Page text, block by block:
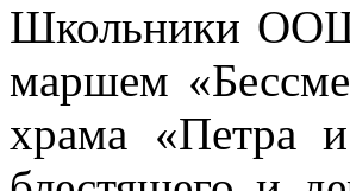
Школьники
маршем
храма «Петра